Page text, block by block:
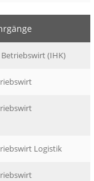
(IHK)
Logistik